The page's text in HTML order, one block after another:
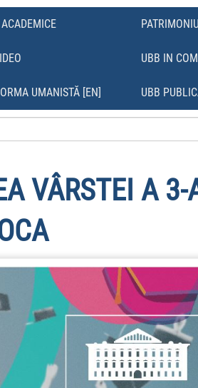
UBB IN
UMANISTĂ [EN] UBB
VÂRSTEI A 3-